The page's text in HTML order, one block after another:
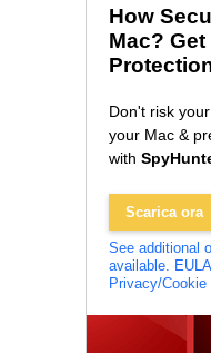
How
Mac? Get
Don't risk
your Mac &
with
Scarica ora
See additional
available. EULA
Privacy/Cookie